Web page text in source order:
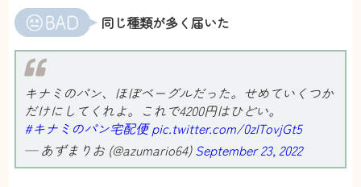
同じ種類が多く届いた
キナミのパン、ほぼベーグルだった。せめていくつか
だけにしてくれよ。これで4200円はひどい。
#キナミのパン宅配便pic.twitter.com/0zlTovjGt5
— あずまりお (@azumario64)September 23, 2022